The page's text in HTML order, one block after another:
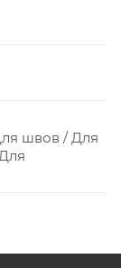
швов / Для